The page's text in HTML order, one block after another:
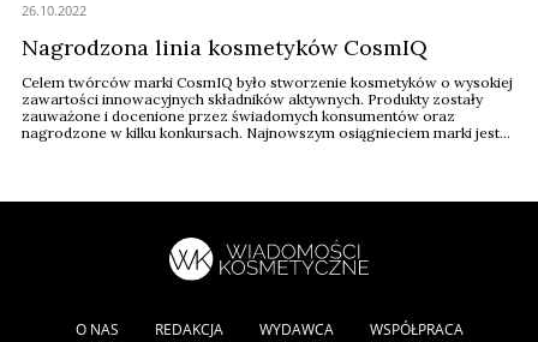
Nagrodzona linia kosmetyków CosmIQ
Celem twórców marki CosmIQ było stworzenie kosmetyków o wysokiej
zawartości innowacyjnych składników aktywnych. Produkty zostały
zauważone i docenione przez świadomych konsumentów oraz
nagrodzone w kilku konkursach. Najnowszym osiągnieciem marki jest
26.10.2022
O NAS REDAKCJA WYDAWCA WSPÓŁPRACA